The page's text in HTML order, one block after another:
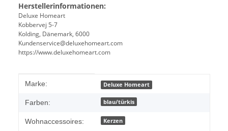
Herstellerinformationen:
Deluxe Homeart
Kobbervej 5-7
Kolding, Dänemark, 6000
Kundenservice@deluxehomeart.com
https://www.deluxehomeart.com
Produkteigenschaft
Wert
Marke: Deluxe Homeart
Farben: blau/türkis
Wohnaccessoires: Kerzen